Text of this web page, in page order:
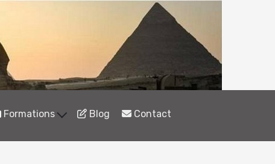
Formations Blog Contact